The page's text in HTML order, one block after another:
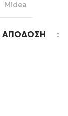
Midea
ΑΠΌΔΟΣΗ